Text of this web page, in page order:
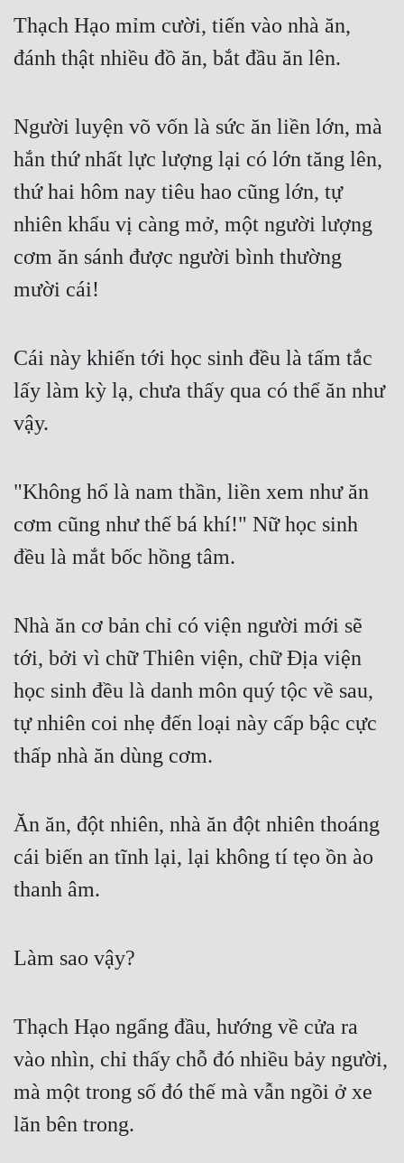
Thạch Hạo mỉm cười, tiến vào nhà ăn,
đánh thật nhiều đồ ăn, bắt đầu ăn lên.
Người luyện võ vốn là sức ăn liền lớn, mà
hắn thứ nhất lực lượng lại có lớn tăng lên,
thứ hai hôm nay tiêu hao cũng lớn, tự
nhiên khẩu vị càng mở, một người lượng
cơm ăn sánh được người bình thường
mười cái!
Cái này khiến tới học sinh đều là tấm tắc
lấy làm kỳ lạ, chưa thấy qua có thể ăn như
vậy.
"Không hổ là nam thần, liền xem như ăn
cơm cũng như thế bá khí!" Nữ học sinh
đều là mắt bốc hồng tâm.
Nhà ăn cơ bản chỉ có viện người mới sẽ
tới, bởi vì chữ Thiên viện, chữ Địa viện
học sinh đều là danh môn quý tộc về sau,
tự nhiên coi nhẹ đến loại này cấp bậc cực
thấp nhà ăn dùng cơm.
Ăn ăn, đột nhiên, nhà ăn đột nhiên thoáng
cái biến an tĩnh lại, lại không tí tẹo ồn ào
thanh âm.
Làm sao vậy?
Thạch Hạo ngẩng đầu, hướng về cửa ra
vào nhìn, chỉ thấy chỗ đó nhiều bảy người,
mà một trong số đó thế mà vẫn ngồi ở xe
lăn bên trong.